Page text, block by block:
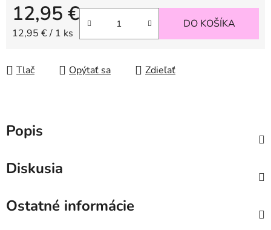
12,95 €
Jednotková cena:
12,95 € / 1 ks
DO KOŠÍKA
Tlač Opýtať sa Zdieľať
Popis
Diskusia
Ostatné informácie